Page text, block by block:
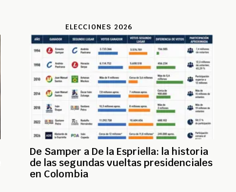
ELECCIONES 2026
De Samper a De la Espriella: la historia
de las segundas vueltas presidenciales
en Colombia